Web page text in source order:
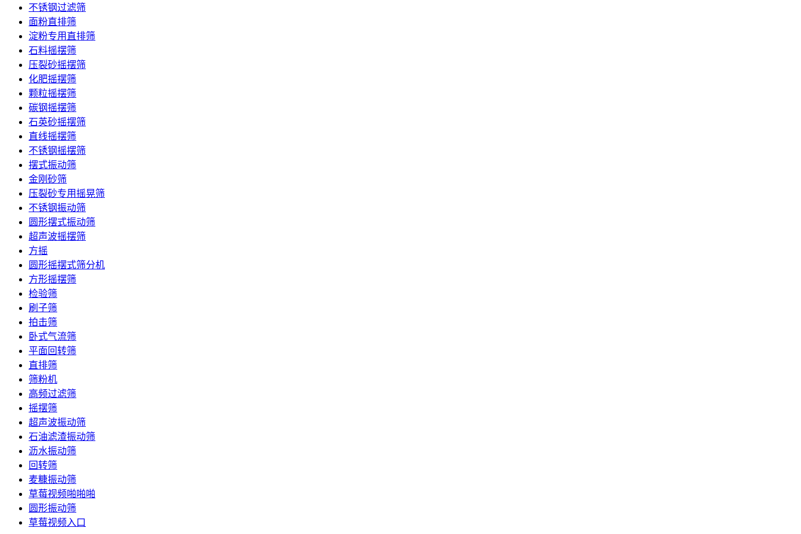
不锈钢过滤筛
面粉直排筛
淀粉专用直排筛
石料摇摆筛
压裂砂摇摆筛
化肥摇摆筛
颗粒摇摆筛
碳钢摇摆筛
石英砂摇摆筛
直线摇摆筛
不锈钢摇摆筛
摆式振动筛
金刚砂筛
压裂砂专用摇晃筛
不锈钢振动筛
圆形摆式振动筛
超声波摇摆筛
方摇
圆形摇摆式筛分机
方形摇摆筛
检验筛
刷子筛
拍击筛
卧式气流筛
平面回转筛
直排筛
筛粉机
高频过滤筛
摇摆筛
超声波振动筛
石油滤渣振动筛
沥水振动筛
回转筛
麦糠振动筛
草莓视频啪啪啪
圆形振动筛
草莓视频入口